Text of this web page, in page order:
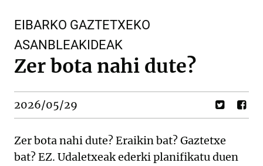
EIBARKO GAZTETXEKO
ASANBLEAKIDEAK
Zer bota nahi dute?
2026/05/29
Zer bota nahi dute? Eraikin bat? Gaztetxe
bat? EZ. Udaletxeak ederki planifikatu duen